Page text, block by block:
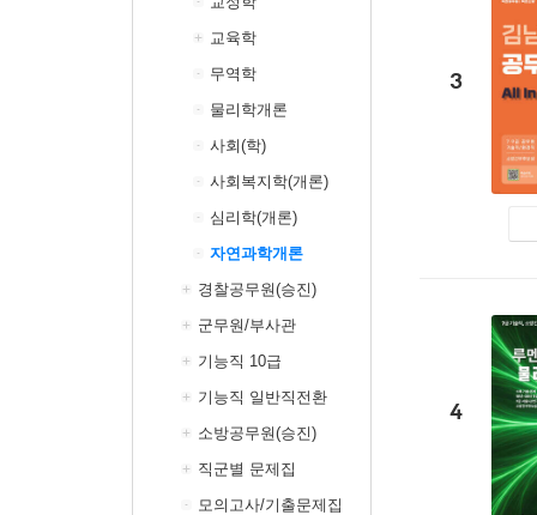
교육학
무역학
물리학개론
사회(학)
사회복지학(개론)
심리학(개론)
자연과학개론
경찰공무원(승진)
군무원/부사관
기능직 10급
기능직 일반직전환
소방공무원(승진)
직군별 문제집
모의고사/기출문제집
3
4